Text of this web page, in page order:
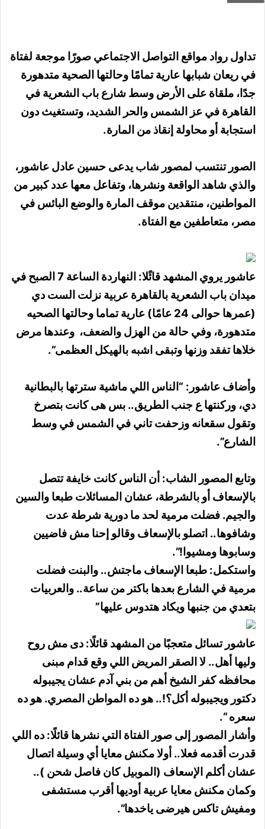
تداول رواد مواقع التواصل الاجتماعي صورًا موجعة لفتاة
في ريعان شبابها عارية تمامًا وحالتها الصحية متدهورة
جدًا، ملقاة على الأرض وسط شارع باب الشعرية في
القاهرة في عز الشمس والحر الشديد، وتستغيث دون
استجابة أو محاولة إنقاذ من المارة.
الصور تنتسب لمصور شاب يدعى حسين عادل عاشور،
والذي شاهد الواقعة ونشرها، وتفاعل معها عدد كبير من
المواطنين، منتقدين موقف المارة والوضع البائس في
مصر، متعاطفين مع الفتاة.
عاشور يروي المشهد قائًلا: النهاردة الساعة 7 الصبح في
ميدان باب الشعرية بالقاهرة عربية نزلت الست دي
(عمرها حوالى 24 عامًا) عارية تماما وحالتها الصحيه
متدهورة، وفي حالة من الهزل والضعف، وعندها مرض
خلاها تفقد وزنها وتبقى اشبه بالهيكل العظمى”.
وأضاف عاشور: “الناس اللي ماشية سترتها بالبطانية
دي، وركنتها ع جنب الطريق.. بس هى كانت بتصرخ
وتقول سقعانه وزحفت تاني في الشمس في وسط
الشارع”.
وتابع المصور الشاب: أن الناس كانت خايفة تتصل
بالإسعاف أو بالشرطة، عشان المسائلات طبعا والسين
والجيم. فضلت مرمية لحد ما دورية شرطة عدت
وشافوها.. اتصلو بالإسعاف وقالو إحنا مش فاضيين
وسابوها ومشيوا!”.
واستكمل: طبعا الإسعاف ماجتش.. والبنت فضلت
مرمية في الشارع بعدها باكتر من ساعة.. والعربيات
بتعدي من جنبها ويكاد هتدوس عليها”
عاشور تسائل متعجبًا من المشهد قائلًا: دى مش روح
وليها أهل.. لا الصقر المريض اللي وقع قدام مبنى
محافظه كفر الشيخ أهم من بني آدم عشان يجيبوله
دكتور ويجيبوله أكل؟!.. هو ده المواطن المصري. هو ده
سعره “.
وأشار المصور إلى صور الفتاة التي نشرها قائلًا: ده اللي
قدرت أقدمه فعلا.. أولا مكنش معايا أي وسيلة اتصال
عشان أكلم الإسعاف (الموبيل كان فاصل شحن )..
وكمان مكنش معايا عربية أوديها أقرب مستشفى
ومفيش تاكس هيرضى ياخدها”.